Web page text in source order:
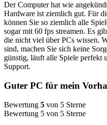
Der Computer hat wie
Hardware ist ziemlich gut. Für
können Sie so ziemlich alle
sogar mit 60 fps streamen. Es
die nicht viel über PCs wissen.
sind, machen Sie sich keine
günstig, läuft alle Spiele perfekt
Support.
Guter PC für mein
Bewertung 5 von 5 Sterne
Bewertung 5 von 5 Sterne